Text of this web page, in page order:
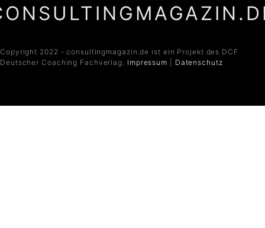
Copyright 2022 - consultingmagazin.de ist ein Projekt des DCF
Deutscher Coaching Fachverlag. Impressum Datenschutz